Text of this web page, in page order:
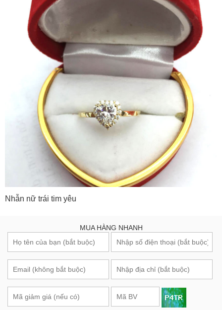
Nhẫn nữ trái tim yêu
MUA HÀNG NHANH